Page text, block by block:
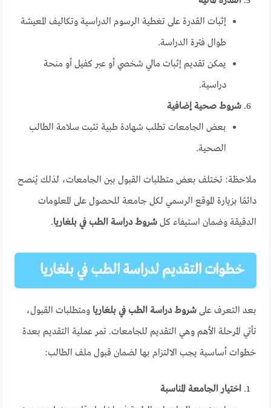
إثبات القدرة على تغطية الرسوم الدراسية وتكاليف المعيشة
طوال فترة الدراسة.
يمكن تقديم إثبات مالي شخصي أو عبر كفيل أو منحة
دراسية.
شروط صحية إضافية
بعض الجامعات تطلب شهادة طبية تثبت سلامة الطالب
الصحية.
ملاحظة: تختلف بعض متطلبات القبول بين الجامعات، لذلك يُنصح
دائمًا بزيارة الموقع الرسمي لكل جامعة للحصول على المعلومات
الدقيقة وضمان استيفاء كلشروط دراسة الطب في بلغاريا.
خطوات التقديم لدراسة الطب في بلغاريا
بعد التعرف علىشروط دراسة الطب في بلغاريا ومتطلبات القبول،
تأتي المرحلة الأهم وهي التقديم للجامعات. تمر عملية التقديم بعدة
خطوات أساسية يجب الالتزام بها لضمان قبول ملف الطالب:
اختيار الجامعة المناسبة